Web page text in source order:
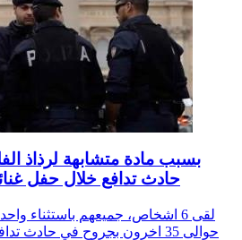
بسبب مادة متشابهة لرذاذ
حادث تدافع خلال حفل
لقى 6 اشخاص، جميعهم باستثناء
حوالى 35 اخرون بجروح في